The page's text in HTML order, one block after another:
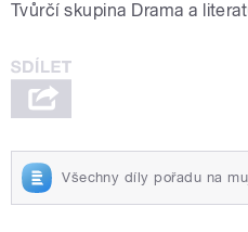
Tvůrčí skupina Drama a
Všechny díly pořadu na